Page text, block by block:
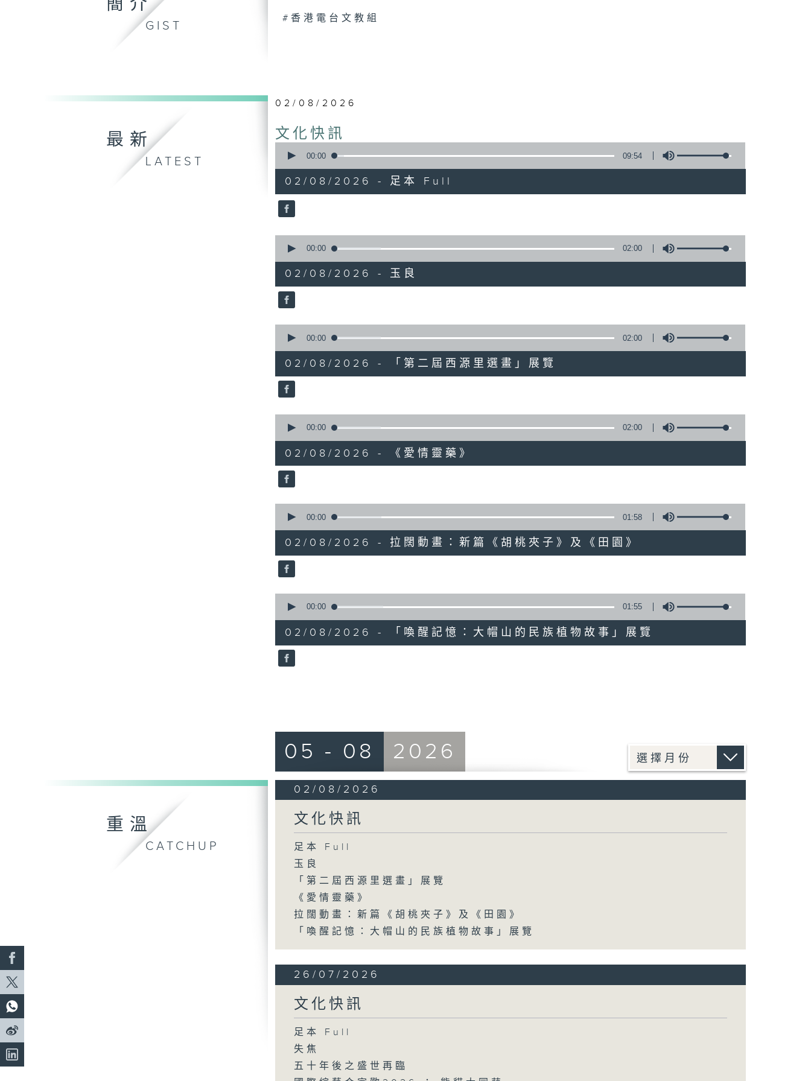
簡介
GIST
#香港電台文教組
最新
LATEST
02/08/2026
文化快訊
seconds
minutes,
54
seconds
90%
00:00 09:54
02/08/2026 - 足本 Full
seconds
minutes,
0
seconds
90%
00:00 02:00
02/08/2026 - 玉良
seconds
minutes,
0
seconds
90%
00:00 02:00
02/08/2026 - 「第二屆西源里選畫」展覽
seconds
minutes,
0
seconds
90%
00:00 02:00
02/08/2026 - 《愛情靈藥》
seconds
minute,
58
seconds
90%
00:00 01:58
02/08/2026 - 拉闊動畫：新篇《胡桃夾子》及《田園》
seconds
minute,
55
seconds
90%
00:00 01:55
02/08/2026 - 「喚醒記憶：大帽山的民族植物故事」展覽
重溫
CATCHUP
05 - 08 2026
02/08/2026
文化快訊
足本 Full
玉良
「第二屆西源里選畫」展覽
《愛情靈藥》
拉闊動畫：新篇《胡桃夾子》及《田園》
「喚醒記憶：大帽山的民族植物故事」展覽
26/07/2026
文化快訊
足本 Full
失焦
五十年後之盛世再臨